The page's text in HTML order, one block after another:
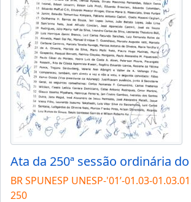
BR SPUNESP UNESP-'01’-01.03-
250